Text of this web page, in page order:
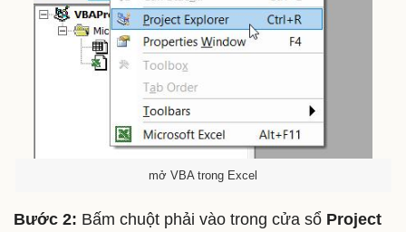
mở VBA trong Excel
Bước 2: Bấm chuột phải vào trong cửa sổ Project